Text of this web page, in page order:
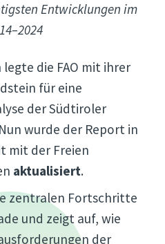
Entwicklungen im
die FAO mit ihrer
für eine
der Südtiroler
wurde der Report in
mit der Freien
aktualisiert.
zentralen Fortschritte
und zeigt auf, wie
der